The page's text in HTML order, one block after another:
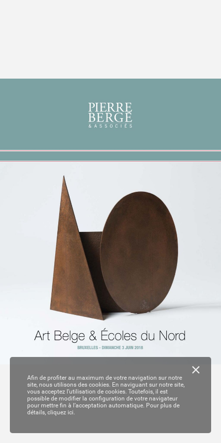
Afin de profiter au maximum de votre navigation sur notre
site, nous utilisons des cookies. En naviguant sur notre site,
vous acceptez l’utilisation de cookies. Toutefois, il est
possible de modifier la configuration de votre navigateur
pour mettre fin à l’acceptation automatique. Pour plus de
détails, cliquez ici.